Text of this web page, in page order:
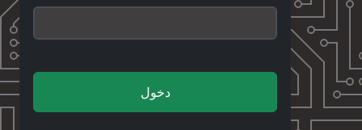
دخول